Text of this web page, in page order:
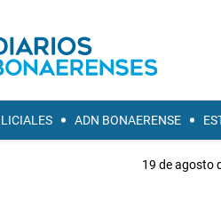
ADN BONAERENSE
19 de agosto